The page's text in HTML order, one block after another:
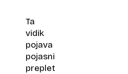
starega
združenja
Ta
vidik
pojava
pojasni
preplet